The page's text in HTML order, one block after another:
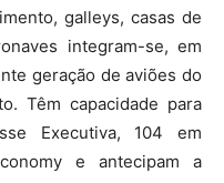
galleys, casas de
integram-se, em
geração de aviões do
Têm capacidade para
Executiva, 104 em
e antecipam a